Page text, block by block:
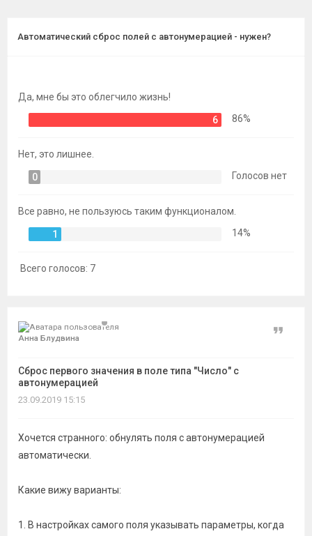
темы
Автоматический сброс полей с автонумерацией - нужен?
Да, мне бы это облегчило жизнь!
6 86%
Нет, это лишнее.
0 Голосов нет
Все равно, не пользуюсь таким функционалом.
1 14%
Всего голосов: 7
Анна Блудвина
Сброс первого значения в поле типа "Число" с
автонумерацией
Цитата
23.09.2019 15:15
Хочется странного: обнулять поля с автонумерацией
автоматически.
Какие вижу варианты:
1. В настройках самого поля указывать параметры, когда